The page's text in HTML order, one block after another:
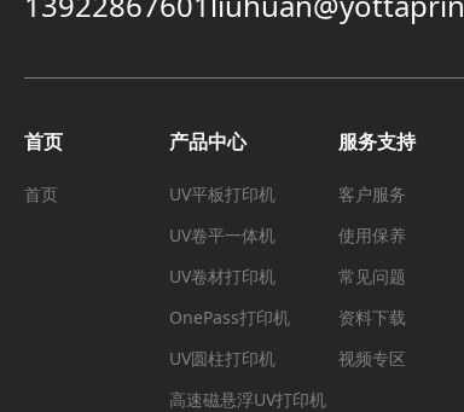
首页
首页
产品中心
UV平板打印机
UV卷平一体机
UV卷材打印机
OnePass打印机
UV圆柱打印机
高速磁悬浮UV打印机
服务支持
客户服务
使用保养
常见问题
资料下载
视频专区